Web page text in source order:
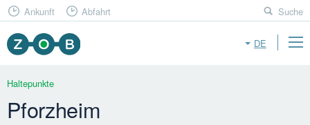
DE
Ankunft Abfahrt Suche
Haltepunkte
Pforzheim